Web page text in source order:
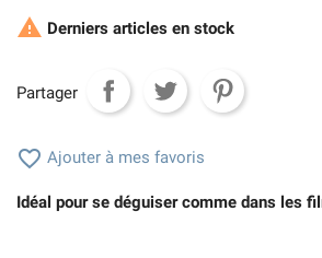
 Derniers articles en stock
Partager
 Ajouter à mes favoris
Idéal pour se déguiser comme dans les